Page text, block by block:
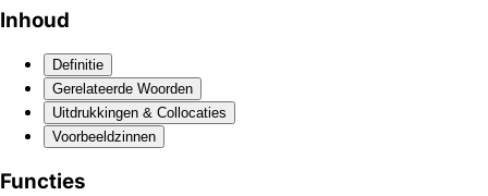
Inhoud
Definitie
Gerelateerde Woorden
Uitdrukkingen & Collocaties
Voorbeeldzinnen
Functies